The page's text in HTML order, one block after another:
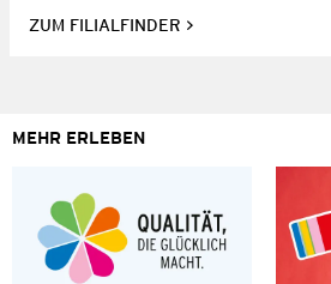
ZUM FILIALFINDER
MEHR ERLEBEN